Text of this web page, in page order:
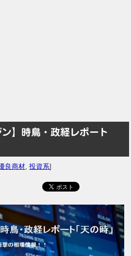
ン】時鳥・政経レポート
良商材 ,投資系]